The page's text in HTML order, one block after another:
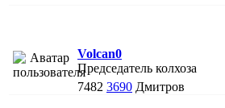
Volcan0
Председатель колхоза
7482 3690 Дмитров